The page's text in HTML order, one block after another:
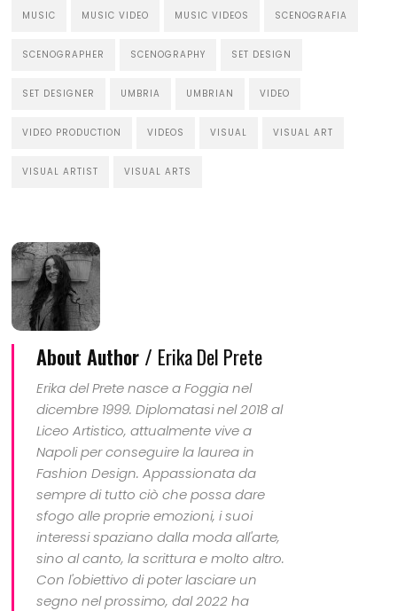
MUSIC MUSIC VIDEO MUSIC VIDEOS SCENOGRAFIA
SCENOGRAPHER SCENOGRAPHY SET DESIGN
SET DESIGNER UMBRIA UMBRIAN VIDEO
VIDEO PRODUCTION VIDEOS VISUAL VISUAL ART
VISUAL ARTIST VISUAL ARTS
About Author / Erika Del Prete
Erika del Prete nasce a Foggia nel
dicembre 1999. Diplomatasi nel 2018 al
Liceo Artistico, attualmente vive a
Napoli per conseguire la laurea in
Fashion Design. Appassionata da
sempre di tutto ciò che possa dare
sfogo alle proprie emozioni, i suoi
interessi spaziano dalla moda all'arte,
sino al canto, la scrittura e molto altro.
Con l'obiettivo di poter lasciare un
segno nel prossimo, dal 2022 ha